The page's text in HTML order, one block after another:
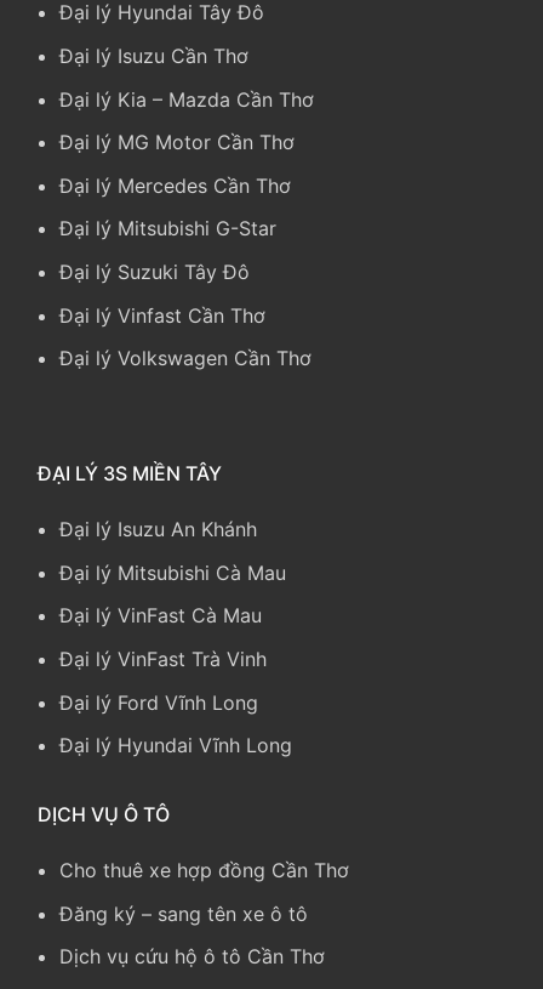
Đại lý Hyundai Tây Đô
Đại lý Isuzu Cần Thơ
Đại lý Kia – Mazda Cần Thơ
Đại lý MG Motor Cần Thơ
Đại lý Mercedes Cần Thơ
Đại lý Mitsubishi G-Star
Đại lý Suzuki Tây Đô
Đại lý Vinfast Cần Thơ
Đại lý Volkswagen Cần Thơ
ĐẠI LÝ 3S MIỀN TÂY
Đại lý Isuzu An Khánh
Đại lý Mitsubishi Cà Mau
Đại lý VinFast Cà Mau
Đại lý VinFast Trà Vinh
Đại lý Ford Vĩnh Long
Đại lý Hyundai Vĩnh Long
DỊCH VỤ Ô TÔ
Cho thuê xe hợp đồng Cần Thơ
Đăng ký – sang tên xe ô tô
Dịch vụ cứu hộ ô tô Cần Thơ